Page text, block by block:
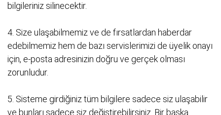
bilgileriniz silinecektir.
4. Size ulaşabilmemiz ve de fırsatlardan haberdar
edebilmemiz hem de bazı servislerimizi de üyelik onayı
için, e-posta adresinizin doğru ve gerçek olması
zorunludur.
5. Sisteme girdiğiniz tüm bilgilere sadece siz ulaşabilir
ve bunları sadece siz değiştirebilirsiniz. Bir başka